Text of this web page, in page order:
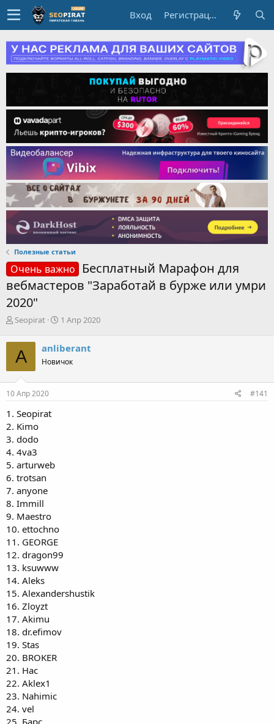
Вход Регистрация
Полезные статьи
Очень важно
Бесплатный Марафон для
вебмастеров "Заработай в бурже или умри
2020"
А
т
о
р
т
е
м
Seopirat
Д
а
н
ч
1 Апр 2020
A anliberant
Новичок
10 Апр 2020 #141
1. Seopirat
2. Kimo
3. dodo
4. 4va3
5. arturweb
6. trotsan
7. anyone
8. Immill
9. Maestro
10. ettochno
11. GEORGE
12. dragon99
13. ksuwww
14. Aleks
15. Alexandershustik
16. Zloyzt
17. Akimu
18. dr.efimov
19. Stas
20. BROKER
21. Нас
22. Aklex1
23. Nahimic
24. vel
25. Барс